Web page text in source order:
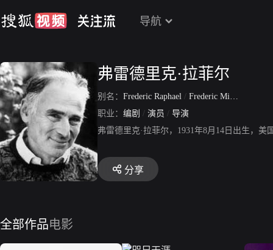
导航
弗雷德里克·拉菲尔
别名： Frederic Raphael / Frederic Michael Raphael
职业： 编剧 / 演员 / 导演
弗雷德里克·拉菲尔，1931年8月14日出生，
分享
全部作品电影